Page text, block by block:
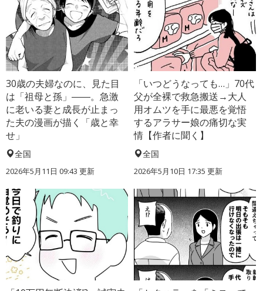
30歳の夫婦なのに、見た目
は「祖母と孫」――。急激
に老いる妻と成長が止まっ
た夫の漫画が描く「歳と幸
せ」
全国
2026年5月11日 09:43 更新
「いつどうなっても…」70代
父が全裸で救急搬送→大人
用オムツを手に最悪を覚悟
するアラサー娘の痛切な実
情【作者に聞く】
全国
2026年5月10日 17:35 更新